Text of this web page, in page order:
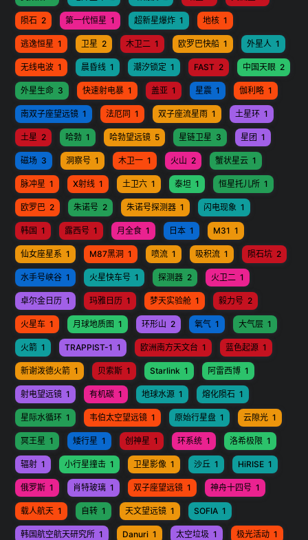
陨石 2 第一代恒星 1 超新星爆炸 1 地核 1
逃逸恒星 1 卫星 2 木卫二 1 欧罗巴快船 1 外星人 1
无线电波 1 晨昏线 1 潮汐锁定 1 FAST 2 中国天眼 2
外星生命 3 快速射电暴 1 盖亚 1 星震 1 伽利略 1
南双子座望远镜 1 法厄同 1 双子座流星雨 1 土星环 1
土星 2 哈勃 1 哈勃望远镜 5 星链卫星 3 星团 1
磁场 3 洞察号 1 木卫一 1 火山 2 蟹状星云 1
脉冲星 1 X射线 1 土卫六 1 泰坦 1 恒星托儿所 1
欧罗巴 2 朱诺号 2 朱诺号探测器 1 闪电现象 1
韩国 1 露西号 1 月全食 1 日本 1 M31 1
仙女座星系 1 M87黑洞 1 喷流 1 吸积流 1 陨石坑 2
水手号峡谷 1 火星快车号 1 探测器 2 火卫二 1
卓尔金日历 1 玛雅日历 1 梦天实验舱 1 毅力号 2
火星车 1 月球地质图 1 环形山 2 氧气 1 大气层 1
火箭 1 TRAPPIST-1 1 欧洲南方天文台 1 蓝色起源 1
新谢泼德火箭 1 贝索斯 1 Starlink 1 阿雷西博 1
射电望远镜 1 有机碳 1 地球水源 1 熔化陨石 1
星际水循环 1 韦伯太空望远镜 1 原始行星盘 1 云隙光 1
冥王星 1 矮行星 1 创神星 1 环系统 1 洛希极限 1
辐射 1 小行星撞击 1 卫星影像 1 沙丘 1 HiRISE 1
俄罗斯 1 肖特玻璃 1 双子座望远镜 1 神舟十四号 1
载人航天 1 自转 1 天文望远镜 1 SOFIA 1
韩国航空航天研究所 1 Danuri 1 太空垃圾 1 极光活动 1